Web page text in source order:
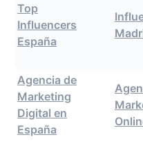
Top
Influencers
España
Agencia de
Marketing
Digital en
España